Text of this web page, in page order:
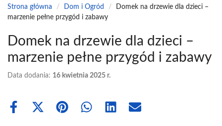
Strona główna / Dom i Ogród /
Domek na drzewie dla dzieci –
marzenie pełne przygód i zabawy
Domek na drzewie dla dzieci –
marzenie pełne przygód i zabawy
Data dodania: 16 kwietnia 2025 r.
Share
Share Share Share Share Share